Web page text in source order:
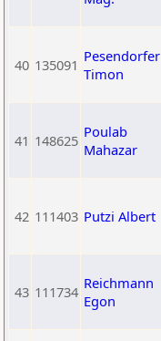
40 135091 Pesendorfer
Timon
41 148625 Poulab
Mahazar
42 111403 Putzi Albert
43 111734 Reichmann
Egon